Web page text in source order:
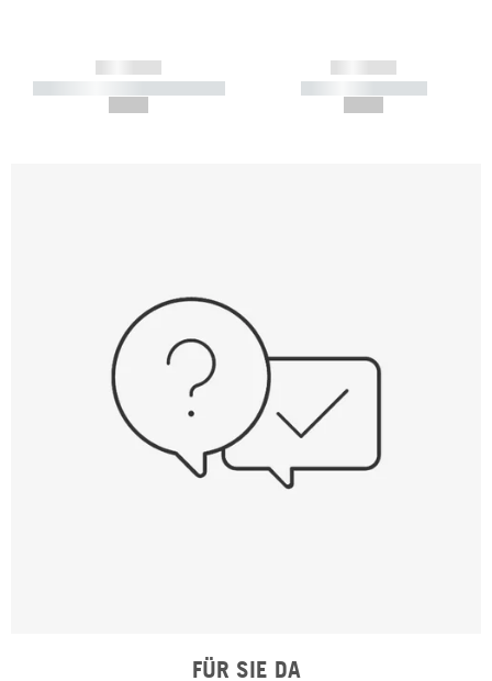
------------
----------- ----------- -----------
------------
----------- -----------
FÜR SIE DA